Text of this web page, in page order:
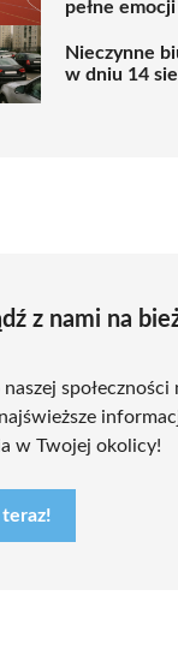
pełne emocji
Nieczynne
w dniu 14
z nami na
naszej społeczności
w Twojej okolicy!
teraz!